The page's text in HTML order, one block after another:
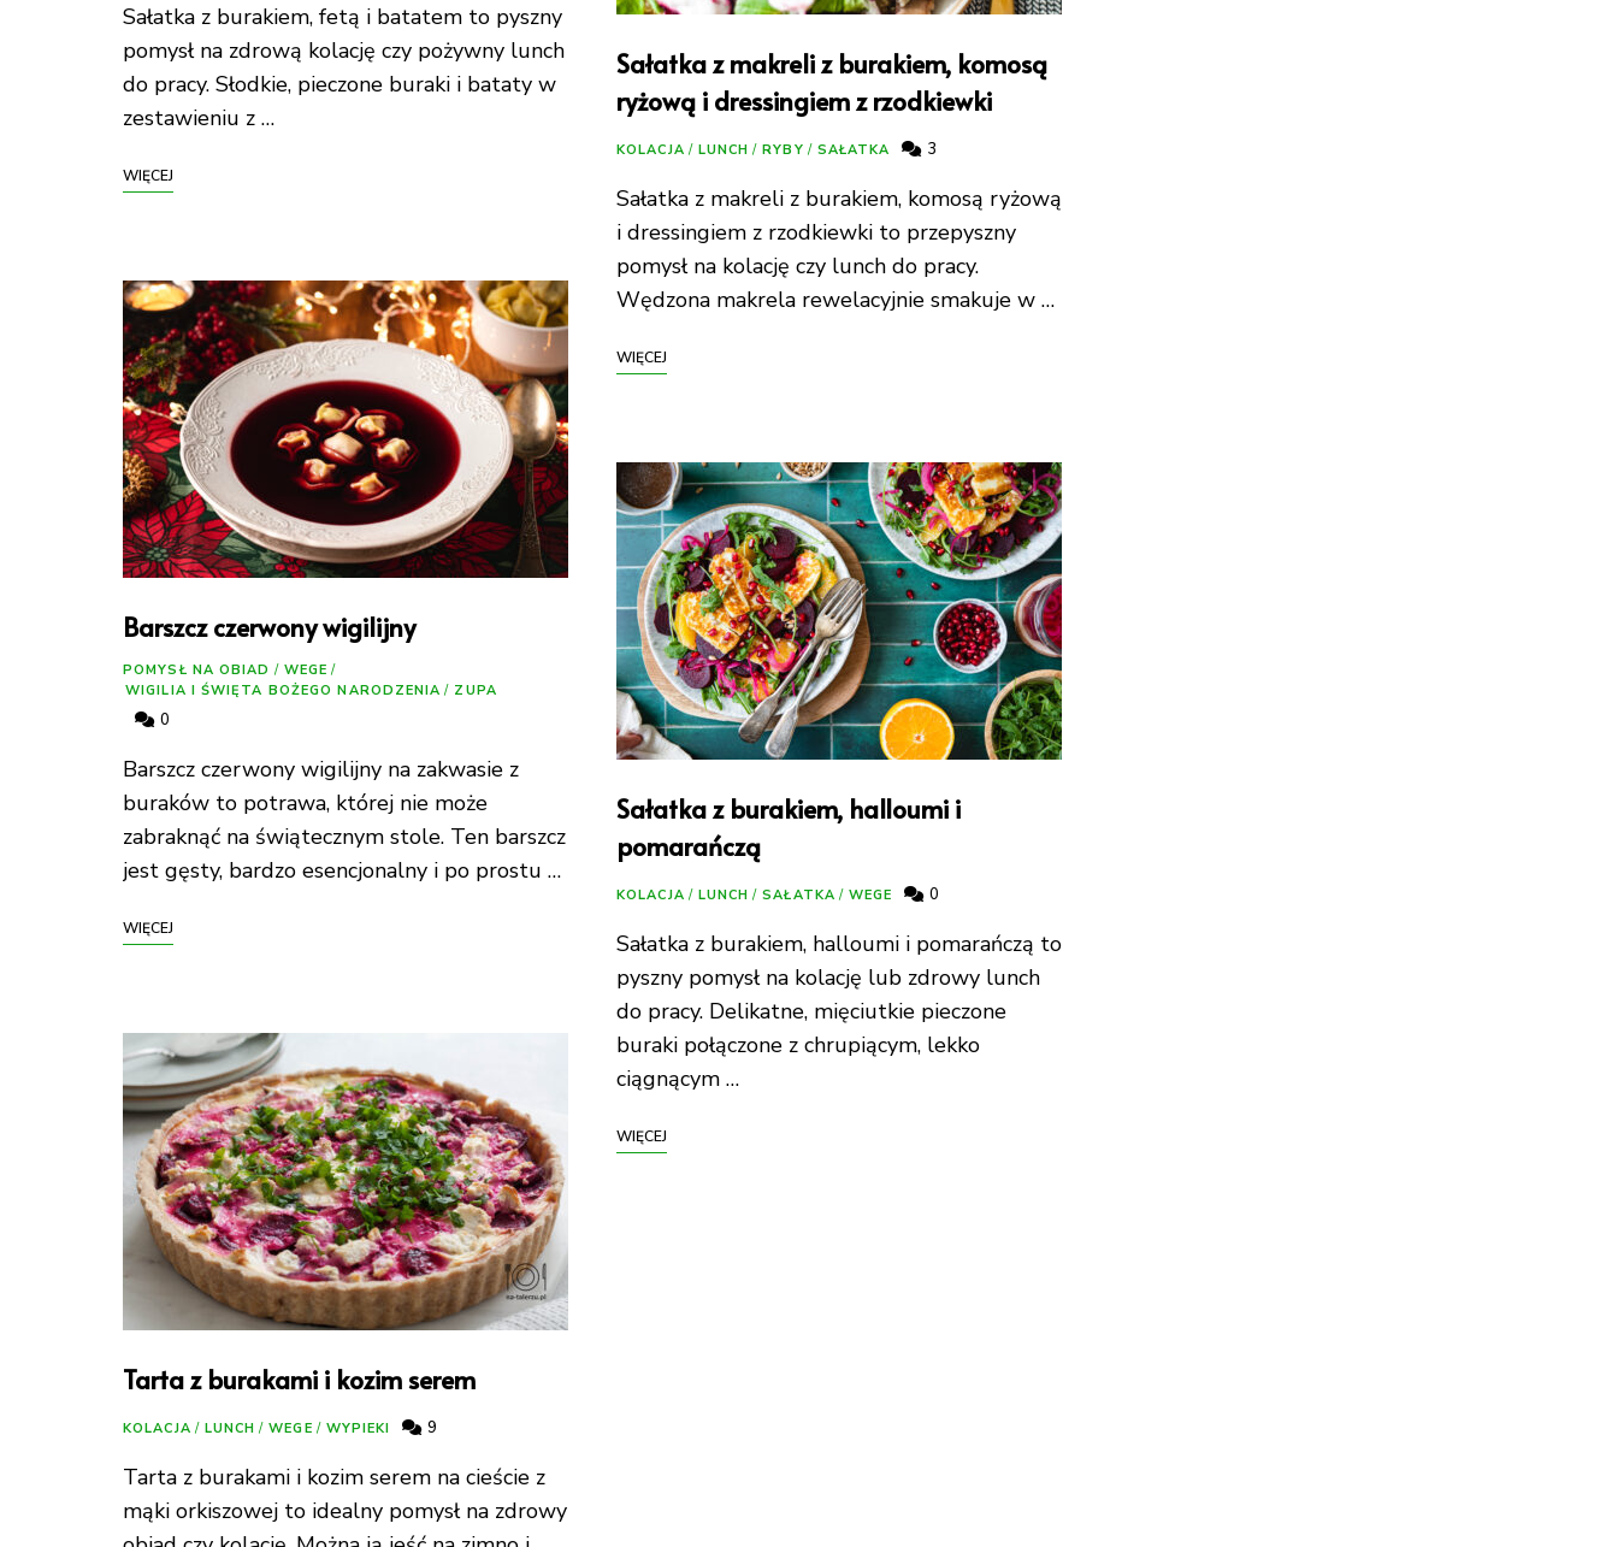
Sałatka z burakiem, fetą i batatem to pyszny
pomysł na zdrową kolację czy pożywny lunch
do pracy. Słodkie, pieczone buraki i bataty w
zestawieniu z …
WIĘCEJ
Barszcz czerwony wigilijny
POMYSŁ NA OBIAD / WEGE /
WIGILIA I ŚWIĘTA BOŻEGO NARODZENIA / ZUPA
0
Barszcz czerwony wigilijny na zakwasie z
buraków to potrawa, której nie może
zabraknąć na świątecznym stole. Ten barszcz
jest gęsty, bardzo esencjonalny i po prostu …
WIĘCEJ
Tarta z burakami i kozim serem
KOLACJA / LUNCH / WEGE / WYPIEKI 9
Tarta z burakami i kozim serem na cieście z
mąki orkiszowej to idealny pomysł na zdrowy
Sałatka z makreli z burakiem, komosą
ryżową i dressingiem z rzodkiewki
KOLACJA / LUNCH / RYBY / SAŁATKA 3
Sałatka z makreli z burakiem, komosą ryżową
i dressingiem z rzodkiewki to przepyszny
pomysł na kolację czy lunch do pracy.
Wędzona makrela rewelacyjnie smakuje w …
WIĘCEJ
Sałatka z burakiem, halloumi i
pomarańczą
KOLACJA / LUNCH / SAŁATKA / WEGE 0
Sałatka z burakiem, halloumi i pomarańczą to
pyszny pomysł na kolację lub zdrowy lunch
do pracy. Delikatne, mięciutkie pieczone
buraki połączone z chrupiącym, lekko
ciągnącym …
WIĘCEJ